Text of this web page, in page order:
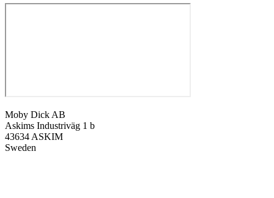
Moby Dick AB
Askims Industriväg 1 b
43634 ASKIM
Sweden